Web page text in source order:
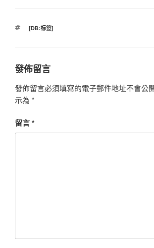
標
[DB:标签]
發佈留言
發佈留言必須填寫的電子郵件地址不會公
示為 *
留言*